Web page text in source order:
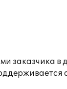
заказчика